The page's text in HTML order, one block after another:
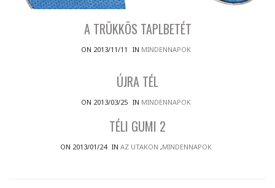
A TRÜKKÖS TAPLBETÉT
ON 2013/11/11 IN MINDENNAPOK
ÚJRA TÉL
ON 2013/03/25 IN MINDENNAPOK
TÉLI GUMI 2
ON 2013/01/24 IN AZ UTAKON ,MINDENNAPOK